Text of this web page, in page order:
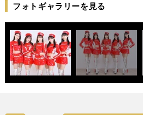
フォトギャラリーを見る